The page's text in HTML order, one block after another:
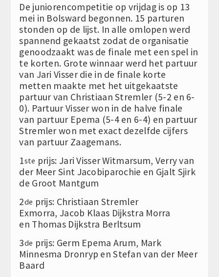
De juniorencompetitie op vrijdag is op 13
mei in Bolsward begonnen. 15 parturen
stonden op de lijst. In alle omlopen werd
spannend gekaatst zodat de organisatie
genoodzaakt was de finale met een spel in
te korten. Grote winnaar werd het partuur
van Jari Visser die in de finale korte
metten maakte met het uitgekaatste
partuur van Christiaan Stremler (5-2 en 6-
0). Partuur Visser won in de halve finale
van partuur Epema (5-4 en 6-4) en partuur
Stremler won met exact dezelfde cijfers
van partuur Zaagemans.
1ste prijs: Jari Visser Witmarsum, Verry van
der Meer Sint Jacobiparochie en Gjalt Sjirk
de Groot Mantgum
2de prijs: Christiaan Stremler
Exmorra, Jacob Klaas Dijkstra Morra
en Thomas Dijkstra Berltsum
3de prijs: Germ Epema Arum, Mark
Minnesma Dronryp en Stefan van der Meer
Baard